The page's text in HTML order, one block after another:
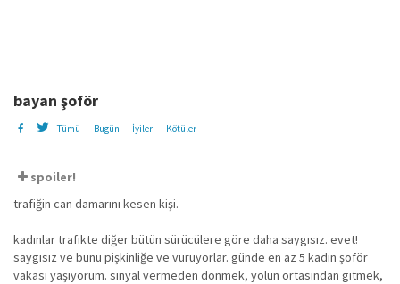
bayan şoför
Tümü Bugün İyiler Kötüler
spoiler!
trafiğin can damarını kesen kişi.
kadınlar trafikte diğer bütün sürücülere göre daha saygısız. evet!
saygısız ve bunu pişkinliğe ve vuruyorlar. günde en az 5 kadın şoför
vakası yaşıyorum. sinyal vermeden dönmek, yolun ortasından gitmek,